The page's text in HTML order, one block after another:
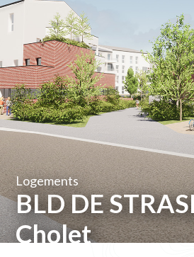
ATELIER
CONTACT
BLD DE
Cholet
Logements